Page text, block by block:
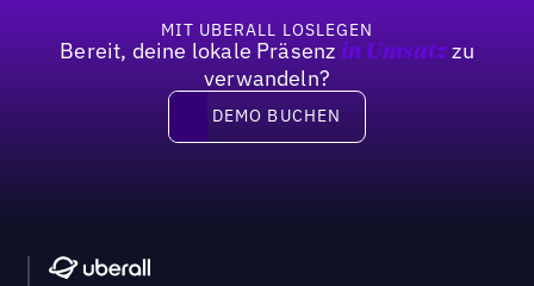
MIT UBERALL LOSLEGEN
Bereit, deine lokale Präsenz in Umsatzzu
verwandeln?
DEMO BUCHEN
DEMO BUCHEN